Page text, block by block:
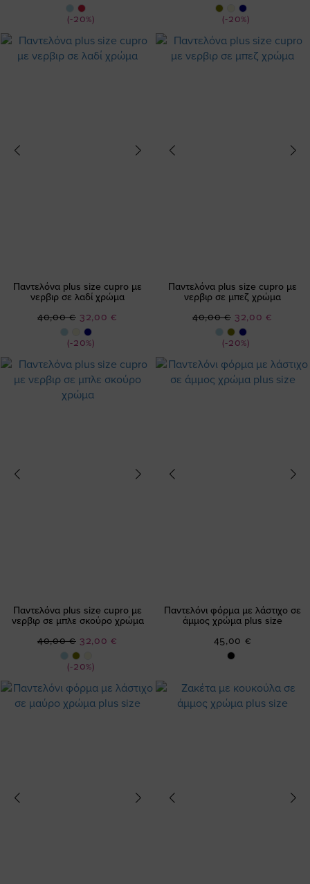
(-20%)
Τιμή
(-20%)
Τιμή
Παντελόνα plus size cupro με
νερβιρ σε λαδί χρώμα
(-20%)
Ειδική
Τιμή
32,00 €
40,00 €
Παντελόνα plus size cupro με
νερβιρ σε μπεζ χρώμα
(-20%)
Ειδική
Τιμή
32,00 €
40,00 €
Παντελόνα plus size cupro με
νερβιρ σε μπλε σκούρο χρώμα
(-20%)
Ειδική
Τιμή
32,00 €
40,00 €
Παντελόνι φόρμα με λάστιχο σε
άμμος χρώμα plus size
45,00 €